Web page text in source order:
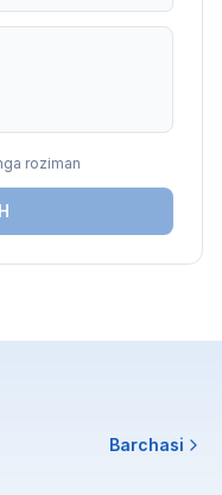
roziman
Barchasi